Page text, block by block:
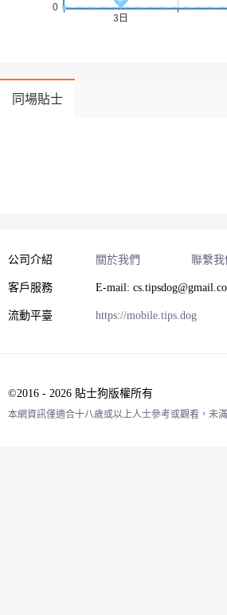
同場貼士
公司介紹 關於我們 聯繫我
客戶服務 E-mail:
流動平臺 https://mobile.tips.dog
©2016 - 2026 貼士狗版權所有
本網資訊僅適合十八歲或以上人士參考或觀看，未